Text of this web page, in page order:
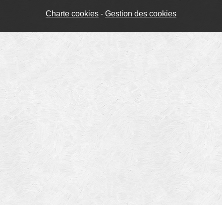
Charte cookies Gestion des cookies